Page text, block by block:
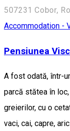
507231 Cobor,
Accommodation -
Pensiunea
A fost odată, într-
parcă stătea în
greierilor, cu o
vaci, cai, capre,